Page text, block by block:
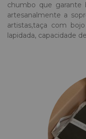
chumbo que garante
artesanalmente a
artistas,taça com
lapidada, capacidade